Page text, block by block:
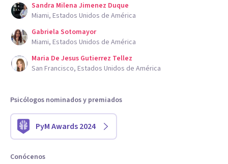
Sandra Milena Jimenez Duque
Miami, Estados Unidos de América
Gabriela Sotomayor
Miami, Estados Unidos de América
Maria De Jesus Gutierrez Tellez
San Francisco, Estados Unidos de América
Psicólogos nominados y premiados
PyM Awards 2024
Conócenos